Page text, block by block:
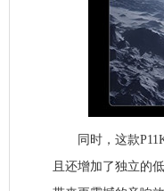
同时，这款P11K
且还增加了独立的